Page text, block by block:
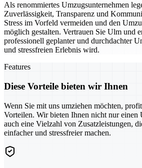
Als renommiertes Umzugsunternehmen
Zuverlässigkeit, Transparenz und
Stress im Vorfeld vermeiden und den
möglich gestalten. Vertrauen Sie Ulm und
professionell geplanter und durchdachter
und stressfreien Erlebnis wird.
Features
Diese Vorteile bieten wir Ihnen
Wenn Sie mit uns umziehen möchten,
Vorteilen. Wir bieten Ihnen nicht nur einen
auch eine Vielzahl von Zusatzleistungen,
einfacher und stressfreier machen.